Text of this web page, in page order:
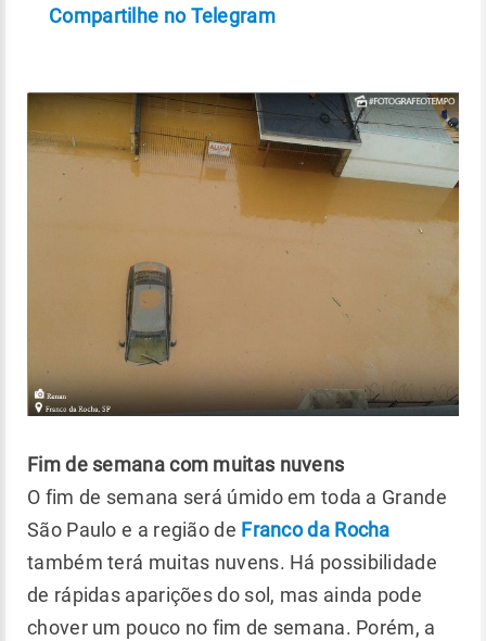
Compartilhe no Telegram
Fim de semana com muitas nuvens
O fim de semana será úmido em toda a Grande
São Paulo e a região de Franco da Rocha
também terá muitas nuvens. Há possibilidade
de rápidas aparições do sol, mas ainda pode
chover um pouco no fim de semana. Porém, a